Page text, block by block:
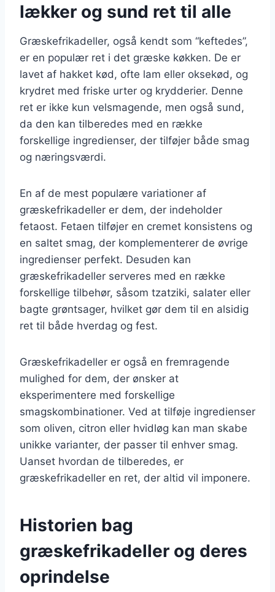
lækker og sund ret til alle
Græskefrikadeller, også kendt som “keftedes”,
er en populær ret i det græske køkken. De er
lavet af hakket kød, ofte lam eller oksekød, og
krydret med friske urter og krydderier. Denne
ret er ikke kun velsmagende, men også sund,
da den kan tilberedes med en række
forskellige ingredienser, der tilføjer både smag
og næringsværdi.
En af de mest populære variationer af
græskefrikadeller er dem, der indeholder
fetaost. Fetaen tilføjer en cremet konsistens og
en saltet smag, der komplementerer de øvrige
ingredienser perfekt. Desuden kan
græskefrikadeller serveres med en række
forskellige tilbehør, såsom tzatziki, salater eller
bagte grøntsager, hvilket gør dem til en alsidig
ret til både hverdag og fest.
Græskefrikadeller er også en fremragende
mulighed for dem, der ønsker at
eksperimentere med forskellige
smagskombinationer. Ved at tilføje ingredienser
som oliven, citron eller hvidløg kan man skabe
unikke varianter, der passer til enhver smag.
Uanset hvordan de tilberedes, er
græskefrikadeller en ret, der altid vil imponere.
Historien bag
græskefrikadeller og deres
oprindelse